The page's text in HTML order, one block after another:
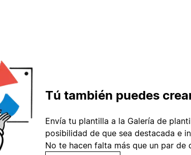
Tú también puedes
Envía tu plantilla a la Galería de
posibilidad de que sea destacada e
No te hacen falta más que un par de